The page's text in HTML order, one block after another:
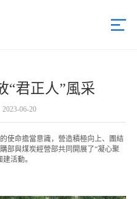
“君正人”風采
06-20
使命擔當意識，營造積極向上、團結
部與煤炭經營部共同開展了“凝心聚
活動。